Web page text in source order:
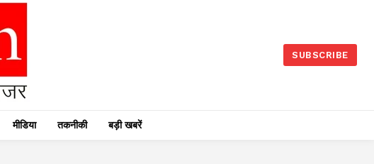
SUBSCRIBE
मीडिया तकनीकी बड़ी खबरें